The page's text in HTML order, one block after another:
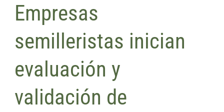
Empresas
semilleristas inician
evaluación y
validación de
maíz
para
ciclo
invierno
2026